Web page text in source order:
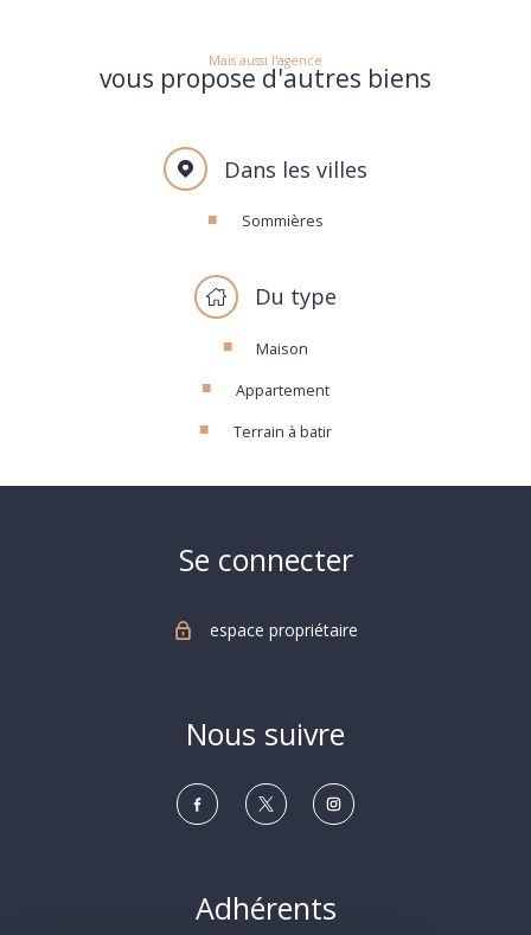
Mais aussi l'agence
vous propose d'autres biens
Dans les villes
Sommières
Du type
Maison
Appartement
Terrain à batir
Se connecter
espace propriétaire
Nous suivre
Adhérents